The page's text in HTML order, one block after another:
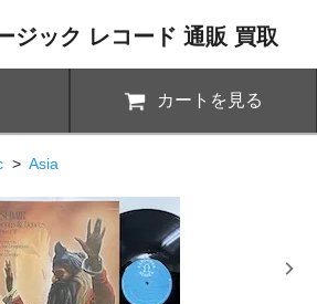
ジック レコード 通販 買取
カートを見る
> Asia